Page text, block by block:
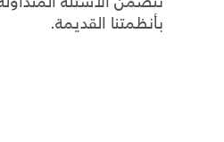
بأنظمتنا القديمة.